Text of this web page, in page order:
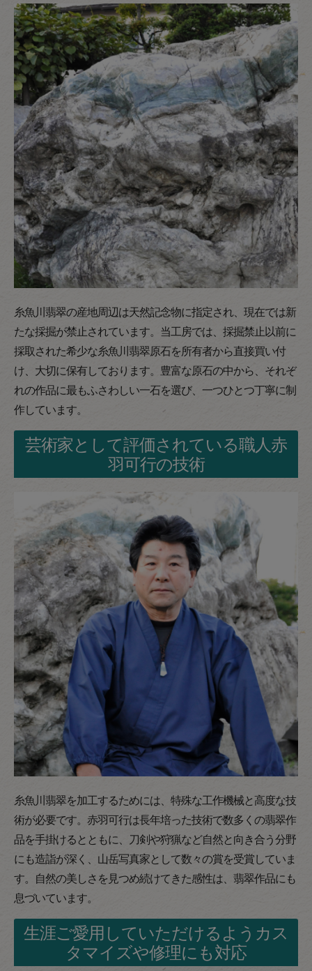
糸魚川翡翠の産地周辺は天然記念物に指定され、現在では新
たな採掘が禁止されています。当工房では、採掘禁止以前に
採取された希少な糸魚川翡翠原石を所有者から直接買い付
け、大切に保有しております。豊富な原石の中から、それぞ
れの作品に最もふさわしい一石を選び、一つひとつ丁寧に制
作しています。
芸術家として評価されている職人赤
羽可行の技術
糸魚川翡翠を加工するためには、特殊な工作機械と高度な技
術が必要です。赤羽可行は長年培った技術で数多くの翡翠作
品を手掛けるとともに、刀剣や狩猟など自然と向き合う分野
にも造詣が深く、山岳写真家として数々の賞を受賞していま
す。自然の美しさを見つめ続けてきた感性は、翡翠作品にも
息づいています。
生涯ご愛用していただけるようカス
タマイズや修理にも対応